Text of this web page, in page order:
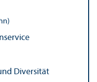
Diversität